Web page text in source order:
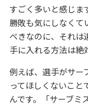
すごく多いと感じま
勝敗も気にしなくて
べきなのに、それは
手に入れる方法は絶
例えば、選手がサー
ってほしくないこと
んです。「サーブミ